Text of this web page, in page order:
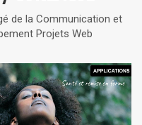
de la Communication et
Projets Web